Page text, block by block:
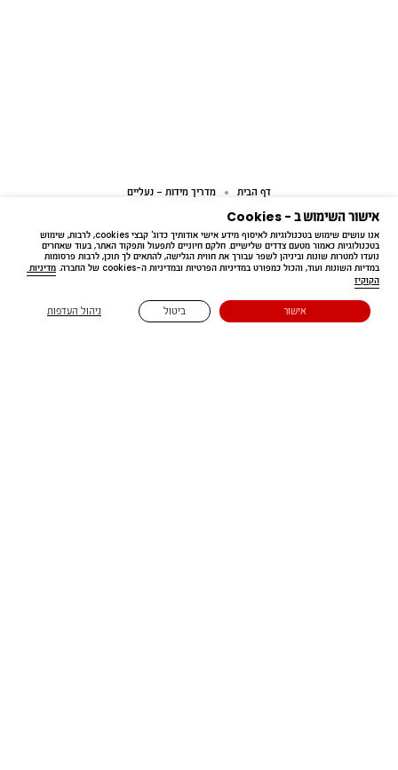
אישור השימוש ב - Cookies
אנו עושים שימוש בטכנולוגיות לאיסוף מידע אישי אודותיך כדוג' קבצי cookies, לרבות, שימוש
בטכנולוגיות כאמור מטעם צדדים שלישיים. חלקם חיוניים לתפעול ותפקוד האתר, בעוד שאחרים
נועדו למטרות שונות וביניהן לשפר עבורך את חווית הגלישה, להתאים לך תוכן, לרבות פרסומות
במדיות השונות ועוד, והכול כמפורט במדיניות הפרטיות ובמדיניות ה-cookies של החברה.
מדיניות
הקוקיז
ניהול העדפות אישור ביטול
דף הבית מדריך מידות - נעליים
בקנייה מעל ₪199.90